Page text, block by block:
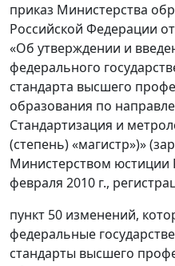
приказ Министерства
Российской Федерации
«Об утверждении и
федерального
стандарта высшего
образования по
Стандартизация и
(степень) «магистр»)»
Министерством юстиции
февраля 2010 г.,
пункт 50 изменений,
федеральные
стандарты высшего